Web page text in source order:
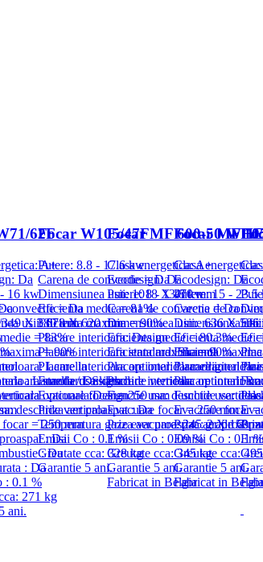
X 380 mm
: Lamella / Design
62F
A+
Da
16 kw
convectie = Da
usii: 678 X 620 mm
= 83%
= 90%
Lamella
standard: Skamol
optionala:Design
deschide verticala
focar = 250 mm
: Da
: Da
: Da
: 0.1 %
271 kg
ani.
Focar W105/47F
Putere: 8.8 - 17.6 kw
Carena de convectie = Da
Dimensiunea usii: 1018 X 470 mm
Eficienta medie = 81%
Eficienta maxima = 90%
Placare interioara: Design
Placare interioara standard: Skamol
Placare interioara optional: Lamella
Functie usa: deschide verticala
Evacuare focar = 250 mm
Priza aer proaspat : Da
Temperatura gaze evacuare: 245 grade C
Emisii Co : 0.1 %
Greutate cca: 328 kg
Garantie 5 ani.
Focar MF 600-50
Clasa energetica: A+
Ecodesign: Da
Putere: 8 - 13.8 kw
Carena de convectie = Da
Dimensiunea usii: 636 X 506
Eficienta medie = 80.3%
Eficienta maxima = 90%
Placare interioara: original
Placare interioara optional:
Functie usa: deschide verticala
Evacuare focar = 250 mm
Priza aer proaspat : 2 X 150
Emisii Co : 0.09 %
Greutate cca: 345 kg
Garantie 5 ani.
Fabricat in Belgia
Focar MF
Clasa
Ecodesign: Da
Putere: 15 - 23.5
Carena de
Dimensiunea
Eficienta medie
Eficienta
Placare
Placare
Functie usa:
Evacuare focar
Priza aer
Emisii Co : 0.1 %
Greutate cca:
Garantie 5 ani.
Fabricat in Belgia